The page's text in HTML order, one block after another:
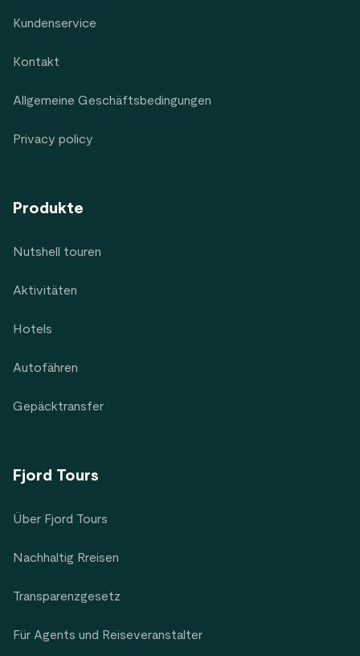
Kundenservice
Kontakt
Allgemeine Geschäftsbedingungen
Privacy policy
Produkte
Nutshell touren
Aktivitäten
Hotels
Autofähren
Gepäcktransfer
Fjord Tours
Über Fjord Tours
Nachhaltig Rreisen
Transparenzgesetz
Für Agents und Reiseveranstalter